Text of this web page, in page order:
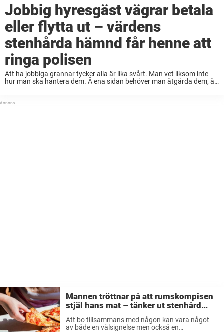
Jobbig hyresgäst vägrar betala
eller flytta ut – värdens
stenhårda hämnd får henne att
ringa polisen
Att ha jobbiga grannar tycker alla är lika svårt. Man vet liksom inte
hur man ska hantera dem. Å ena sidan behöver man åtgärda dem, å
Mannen tröttnar på att rumskompisen
stjäl hans mat – tänker ut stenhård
revansch som lär tjuven en rejäl läxa
Att bo tillsammans med någon kan vara något
av både en välsignelse men också en